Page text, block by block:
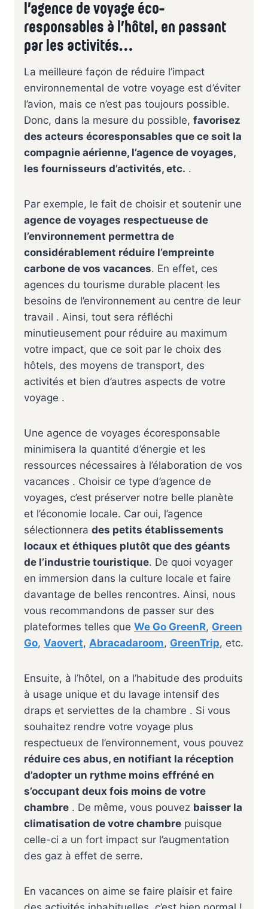
l’agence de voyage éco-
responsables à l’hôtel, en passant
par les activités…
La meilleure façon de réduire l’impact
environnemental de votre voyage est d’éviter
l’avion, mais ce n’est pas toujours possible.
Donc, dans la mesure du possible, favorisez
des acteurs écoresponsables que ce soit la
compagnie aérienne, l’agence de voyages,
les fournisseurs d’activités, etc. .
Par exemple, le fait de choisir et soutenir une
agence de voyages respectueuse de
l’environnement permettra de
considérablement réduire l’empreinte
carbone de vos vacances. En effet, ces
agences du tourisme durable placent les
besoins de l’environnement au centre de leur
travail . Ainsi, tout sera réfléchi
minutieusement pour réduire au maximum
votre impact, que ce soit par le choix des
hôtels, des moyens de transport, des
activités et bien d’autres aspects de votre
voyage .
Une agence de voyages écoresponsable
minimisera la quantité d’énergie et les
ressources nécessaires à l’élaboration de vos
vacances . Choisir ce type d’agence de
voyages, c’est préserver notre belle planète
et l’économie locale. Car oui, l’agence
sélectionnera des petits établissements
locaux et éthiques plutôt que des géants
de l’industrie touristique. De quoi voyager
en immersion dans la culture locale et faire
davantage de belles rencontres. Ainsi, nous
vous recommandons de passer sur des
plateformes telles que We Go GreenR, Green
Go, Vaovert, Abracadaroom, GreenTrip, etc.
Ensuite, à l’hôtel, on a l’habitude des produits
à usage unique et du lavage intensif des
draps et serviettes de la chambre . Si vous
souhaitez rendre votre voyage plus
respectueux de l’environnement, vous pouvez
réduire ces abus, en notifiant la réception
d’adopter un rythme moins effréné en
s’occupant deux fois moins de votre
chambre ️. De même, vous pouvez baisser la
climatisation de votre chambre puisque
celle-ci a un fort impact sur l’augmentation
des gaz à effet de serre.
En vacances on aime se faire plaisir et faire